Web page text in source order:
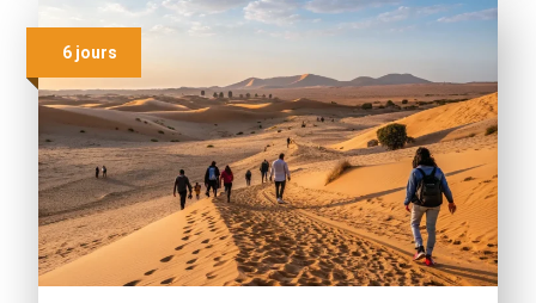
6 jours